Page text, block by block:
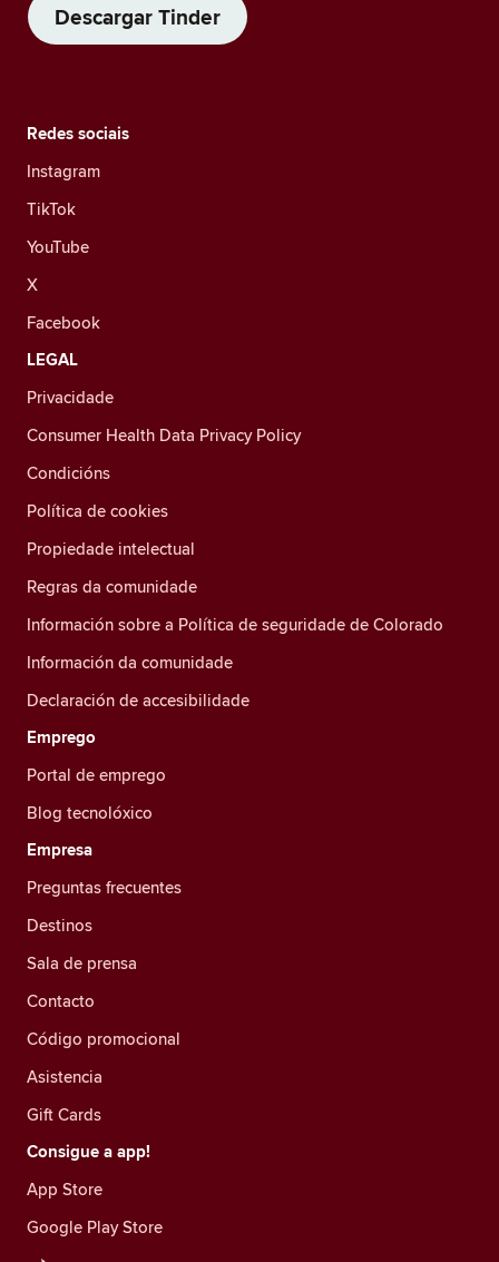
Descargar Tinder
Redes sociais
Instagram
TikTok
YouTube
X
Facebook
LEGAL
Privacidade
Consumer Health Data Privacy Policy
Condicións
Política de cookies
Propiedade intelectual
Regras da comunidade
Información sobre a Política de seguridade de Colorado
Información da comunidade
Declaración de accesibilidade
Emprego
Portal de emprego
Blog tecnolóxico
Empresa
Preguntas frecuentes
Destinos
Sala de prensa
Contacto
Código promocional
Asistencia
Gift Cards
Consigue a app!
App Store
Google Play Store